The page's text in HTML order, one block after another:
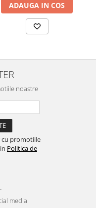
ADAUGA IN COS
noastre
cu promotiile
Politica de
media